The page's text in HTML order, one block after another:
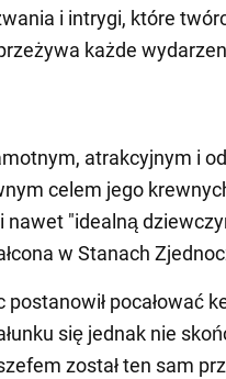
i intrygi, które
każde
atrakcyjnym i
celem jego
nawet "idealną
w Stanach
pocałować
się jednak nie
został ten sam